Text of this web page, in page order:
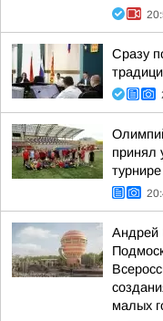
Сразу
принял
Андрей
малых